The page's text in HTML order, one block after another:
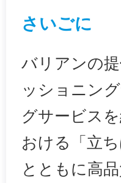
さいごに
バリアンの
ッショニン
グサービス
おける「立
とともに高